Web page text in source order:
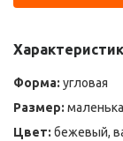
Форма: угловая
Размер:
Цвет: бежевый,